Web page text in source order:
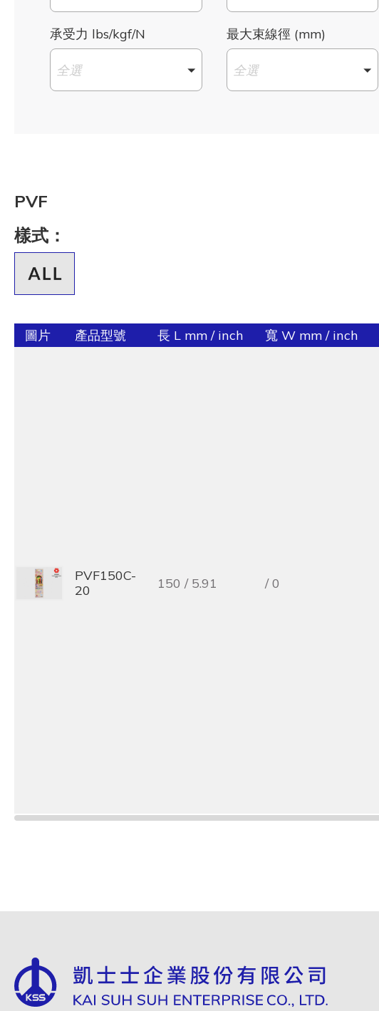
承受力 lbs/kgf/N
全選
最大束線徑 (mm)
全選
PVF
樣式：
圖片 產品型號 長 L mm / inch 寬 W mm / inch
PVF150C-
20
150 / 5.91 / 0